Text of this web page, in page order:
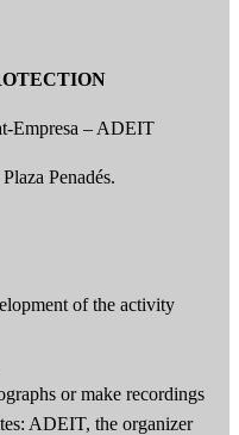
Empresa – ADEIT
Penadés.
of the activity
or make recordings
ADEIT, the organizer